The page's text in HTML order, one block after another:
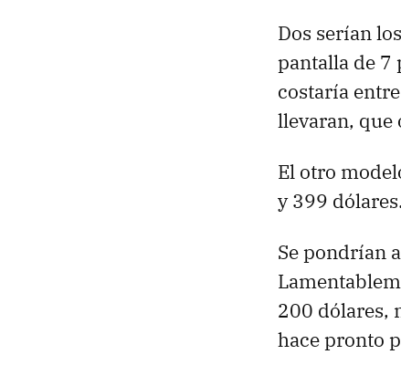
Dos serían
pantalla de 7
costaría
llevaran, que
El otro
y 399 dólares.
Se pondrían
200 dólares,
hace pronto